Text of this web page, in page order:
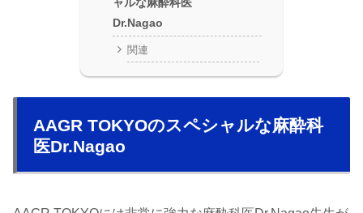
Dr.Nagao
関連
AAGR TOKYOのスペシャルな麻酔科
医Dr.Nagao